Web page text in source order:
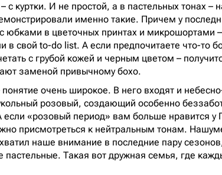
с куртки. И не простой, а в пастельных тонах –
именно такие. Причем у
юбками в цветочных принтах и микрошортами
в свой to-do list. А если предпочитаете что-то
с грубой кожей и черным цветом –
заменой привычному бохо.
очень широкое. В него входят и
розовый, создающий особенно
«розовый период» вам больше нравится у
присмотреться к нейтральным тонам.
наше внимание в последние пару
Такая вот дружная семья, где